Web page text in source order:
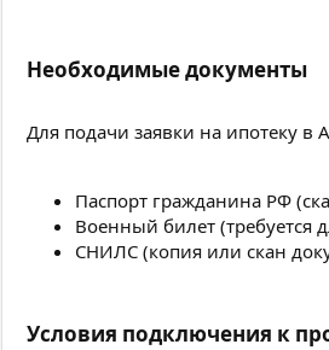
Необходимые документы​
Для подачи заявки на ипотеку в
Паспорт гражданина РФ
Военный билет (требуется
СНИЛС (копия или скан
Условия подключения к